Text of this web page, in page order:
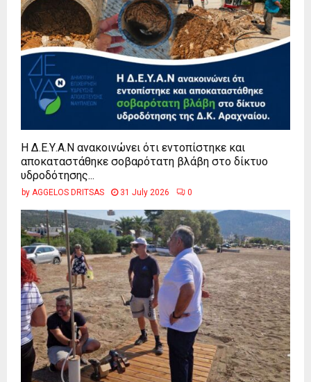
Η Δ.Ε.Υ.Α.Ν ανακοινώνει ότι εντοπίστηκε και
αποκαταστάθηκε σοβαρότατη βλάβη στο δίκτυο
υδροδότησης...
by AGGELOS DRITSAS 31 July 2026 0